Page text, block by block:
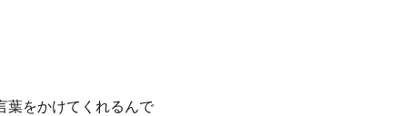
葉をかけてくれるんで